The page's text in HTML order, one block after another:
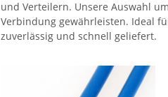
und Verteilern. Unsere Auswahl
Verbindung gewährleisten. Ideal
zuverlässig und schnell geliefert.